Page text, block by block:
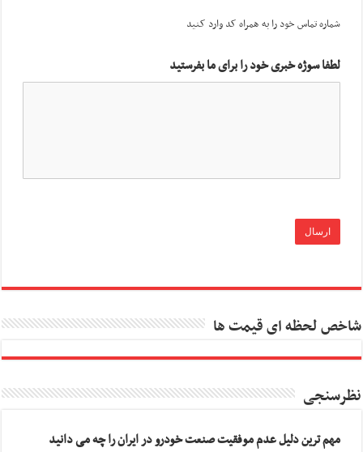
شماره تماس خود را به همراه کد وارد کنید
لطفا سوژه خبری خود را برای ما بفرستید
شاخص لحظه ای قیمت ها
نظرسنجی
مهم ترین دلیل عدم موفقیت صنعت خودرو در ایران را چه می دانید